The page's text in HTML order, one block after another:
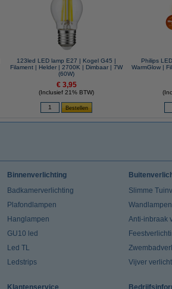
123led LED lamp E27 | Kogel G45 |
Filament | Helder | 2700K | Dimbaar | 7W
(60W)
€ 3,95
(Inclusief 21% BTW)
Philips
WarmGlow |
Binnenverlichting
Badkamerverlichting
Plafondlampen
Hanglampen
GU10 led
Led TL
Ledstrips
Slimme
Anti-inbraak
Vijver
Klantenservice